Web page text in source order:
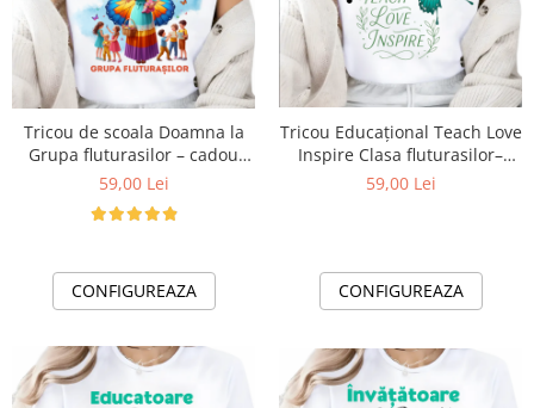
Tricou de scoala Doamna la
Grupa fluturasilor – cadou
personalizat pentru profesori
59,00 Lei
CONFIGUREAZA
Tricou Educațional Teach Love
Inspire Clasa fluturasilor–
Cadou Inspirat pentru Școală
59,00 Lei
CONFIGUREAZA